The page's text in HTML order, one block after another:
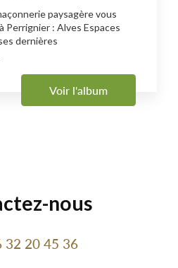
paysagère vous
Perrignier : Alves Espaces
dernières
Voir l'album
nous
32 20 45 36